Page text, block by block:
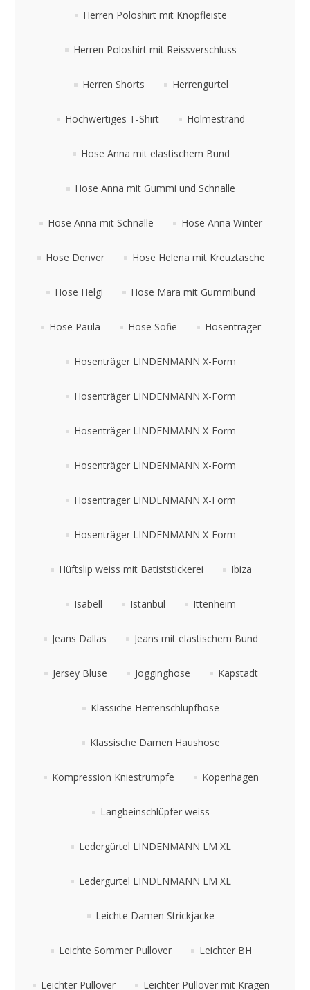
Herren Poloshirt mit Knopfleiste
Herren Poloshirt mit Reissverschluss
Herren Shorts Herrengürtel
Hochwertiges T-Shirt Holmestrand
Hose Anna mit elastischem Bund
Hose Anna mit Gummi und Schnalle
Hose Anna mit Schnalle Hose Anna Winter
Hose Denver Hose Helena mit Kreuztasche
Hose Helgi Hose Mara mit Gummibund
Hose Paula Hose Sofie Hosenträger
Hosenträger LINDENMANN X-Form
Hosenträger LINDENMANN X-Form
Hosenträger LINDENMANN X-Form
Hosenträger LINDENMANN X-Form
Hosenträger LINDENMANN X-Form
Hosenträger LINDENMANN X-Form
Hüftslip weiss mit Batiststickerei Ibiza
Isabell Istanbul Ittenheim
Jeans Dallas Jeans mit elastischem Bund
Jersey Bluse Jogginghose Kapstadt
Klassiche Herrenschlupfhose
Klassische Damen Haushose
Kompression Kniestrümpfe Kopenhagen
Langbeinschlüpfer weiss
Ledergürtel LINDENMANN LM XL
Ledergürtel LINDENMANN LM XL
Leichte Damen Strickjacke
Leichte Sommer Pullover Leichter BH
Leichter Pullover Leichter Pullover mit Kragen